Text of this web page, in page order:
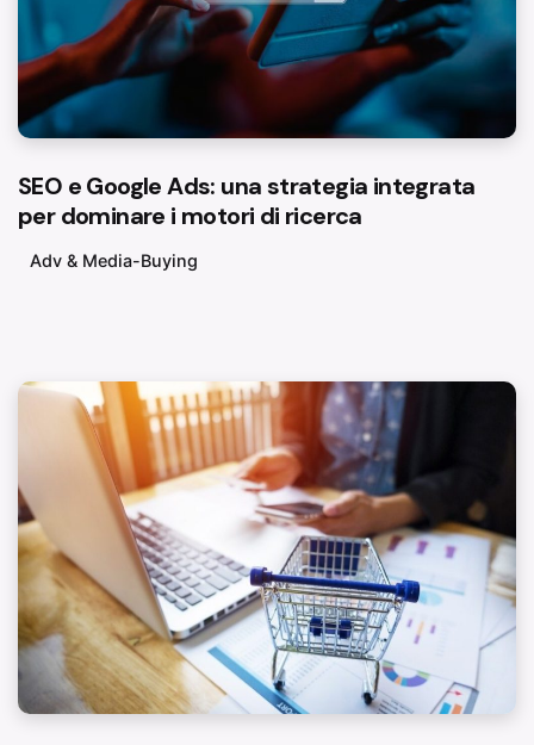
SEO e Google Ads: una strategia integrata
per dominare i motori di ricerca
Adv & Media-Buying